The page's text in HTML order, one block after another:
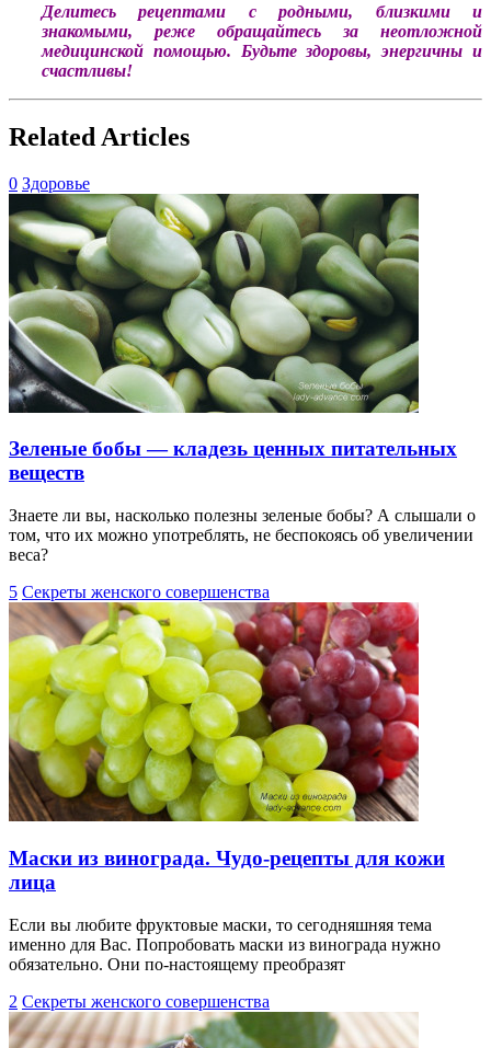
Делитесь рецептами с родными, близкими и
знакомыми, реже обращайтесь за неотложной
медицинской помощью. Будьте здоровы, энергичны и
счастливы!
Related Articles
0 Здоровье
Зеленые бобы — кладезь ценных питательных
веществ
Знаете ли вы, насколько полезны зеленые бобы? А слышали о
том, что их можно употреблять, не беспокоясь об увеличении
веса?
5 Секреты женского совершенства
Маски из винограда. Чудо-рецепты для кожи
лица
Если вы любите фруктовые маски, то сегодняшняя тема
именно для Вас. Попробовать маски из винограда нужно
обязательно. Они по-настоящему преобразят
2 Секреты женского совершенства